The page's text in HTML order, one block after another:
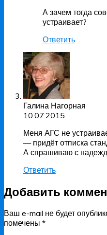
А зачем тогда
устраивает?
Ответить
Галина Нагорная
10.07.2015
Меня АГС не
— придёт отписка
А спрашиваю с
Ответить
Добавить
Ваш e-mail не будет
помечены *